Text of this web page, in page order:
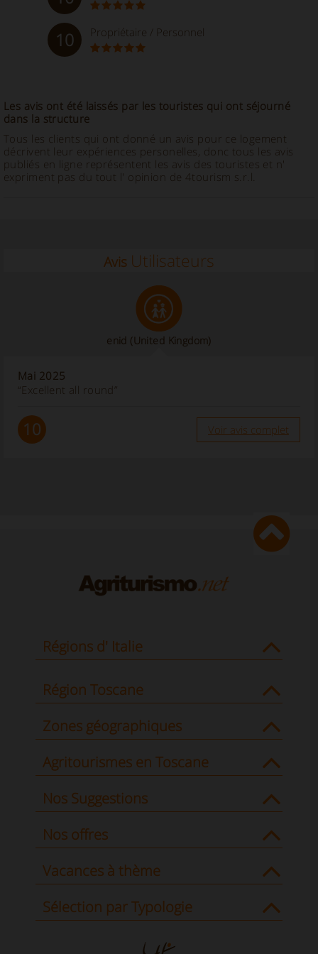
10 Propriétaire / Personnel
Les avis ont été laissés par les touristes qui ont séjourné
dans la structure
Tous les clients qui ont donné un avis pour ce logement
décrivent leur expériences personelles, donc tous les avis
publiés en ligne représentent les avis des touristes et n'
expriment pas du tout l' opinion de 4tourism s.r.l.
Avis Utilisateurs
enid (United Kingdom)
Mai 2025
“Excellent all round”
10 Voir avis complet
Régions d' Italie
Région Toscane
Zones géographiques
Agritourismes en Toscane
Nos Suggestions
Nos offres
Vacances à thème
Sélection par Typologie